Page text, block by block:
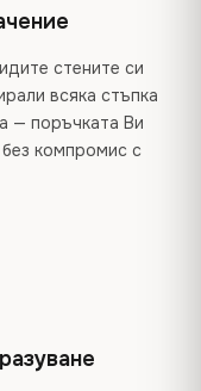
стените си
всяка стъпка
— поръчката Ви
компромис с